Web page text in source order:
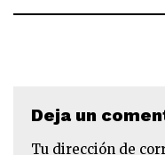
Deja un
Tu dirección de